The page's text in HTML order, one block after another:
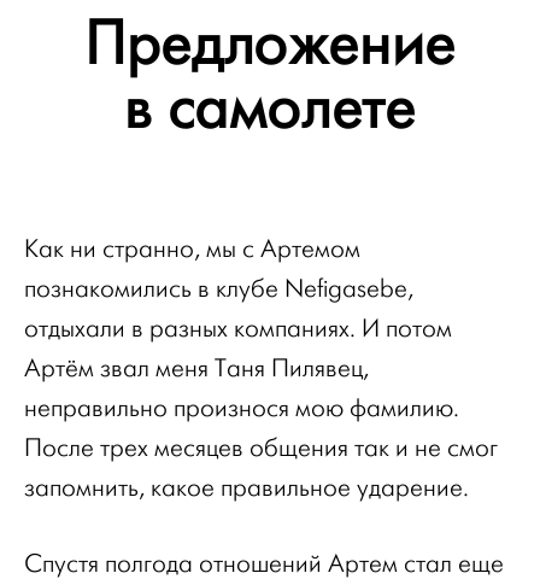
Предложение
в самолете
Как ни странно, мы с Артемом
познакомились в клубе Nefigasebe,
отдыхали в разных компаниях. И потом
Артём звал меня Таня Пилявец,
неправильно произнося мою фамилию.
После трех месяцев общения так и не смог
запомнить, какое правильное ударение.
Спустя полгода отношений Артем стал еще